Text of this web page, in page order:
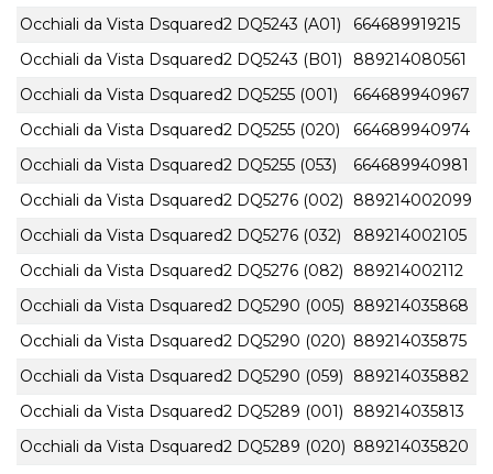
Occhiali da Vista Dsquared2 DQ5243 (A01)
664689919215
Occhiali da Vista Dsquared2 DQ5243 (B01)
889214080561
Occhiali da Vista Dsquared2 DQ5255 (001)
664689940967
Occhiali da Vista Dsquared2 DQ5255 (020)
664689940974
Occhiali da Vista Dsquared2 DQ5255 (053)
664689940981
Occhiali da Vista Dsquared2 DQ5276 (002)
889214002099
Occhiali da Vista Dsquared2 DQ5276 (032)
889214002105
Occhiali da Vista Dsquared2 DQ5276 (082)
889214002112
Occhiali da Vista Dsquared2 DQ5290 (005) 889214035868
Occhiali da Vista Dsquared2 DQ5290 (020) 889214035875
Occhiali da Vista Dsquared2 DQ5290 (059)
889214035882
Occhiali da Vista Dsquared2 DQ5289 (001)
889214035813
Occhiali da Vista Dsquared2 DQ5289 (020) 889214035820